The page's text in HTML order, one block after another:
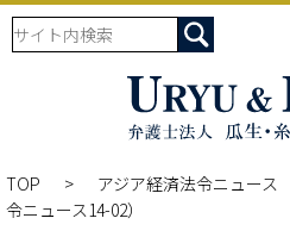
TOP アジア経済法令ニュース
令ニュース14-02）